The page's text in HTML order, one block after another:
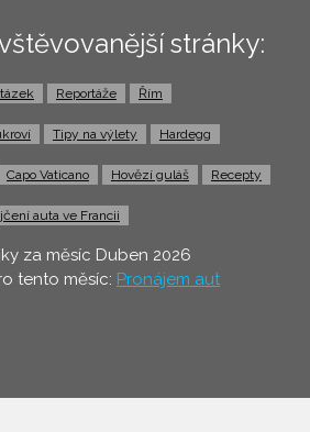
stránky:
Reportáže Řím
Tipy na výlety Hardegg
Capo Vaticano Hovězí guláš Recepty
auta ve Francii
za měsíc Duben 2026
tento měsíc: Pronájem aut